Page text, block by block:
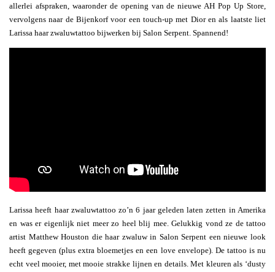
allerlei afspraken, waaronder de opening van de nieuwe AH Pop Up Store,
vervolgens naar de Bijenkorf voor een touch-up met Dior en als laatste liet
Larissa haar zwaluwtattoo bijwerken bij Salon Serpent. Spannend!
Larissa heeft haar zwaluwtattoo zo’n 6 jaar geleden laten zetten in Amerika
en was er eigenlijk niet meer zo heel blij mee. Gelukkig vond ze de tattoo
artist Matthew Houston die haar zwaluw in Salon Serpent een nieuwe look
heeft gegeven (plus extra bloemetjes en een love envelope). De tattoo is nu
echt veel mooier, met mooie strakke lijnen en details. Met kleuren als ‘dusty